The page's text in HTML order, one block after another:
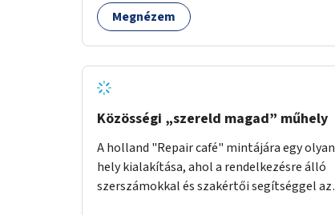
alkalmat adva a bemutatkozásra, szélesebb
Megnézem
Közösségi „szereld magad” műhely
A holland "Repair café" mintájára egy olyan
hely kialakítása, ahol a rendelkezésre álló
szerszámokkal és szakértői segítséggel az